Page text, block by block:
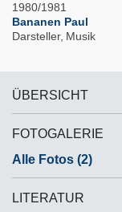
1980/1981
Bananen Paul
Darsteller Musik
ÜBERSICHT
FOTOGALERIE
Alle Fotos (2)
LITERATUR